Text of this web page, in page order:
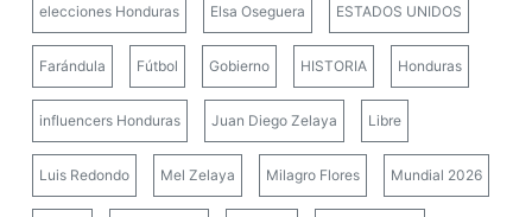
elecciones Honduras Elsa Oseguera ESTADOS UNIDOS
Farándula Fútbol Gobierno HISTORIA Honduras
influencers Honduras Juan Diego Zelaya Libre
Luis Redondo Mel Zelaya Milagro Flores Mundial 2026